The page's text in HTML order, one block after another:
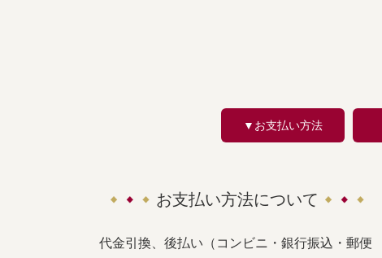
▼お支払い方法
お支払い方法について
代金引換、後払い（コンビニ・銀行振込・郵便